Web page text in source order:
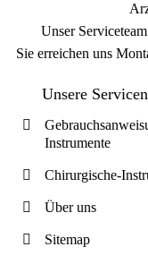
Unser
Sie erreichen uns
Unsere
Instrumente
Chirurgische-
Über uns
Sitemap